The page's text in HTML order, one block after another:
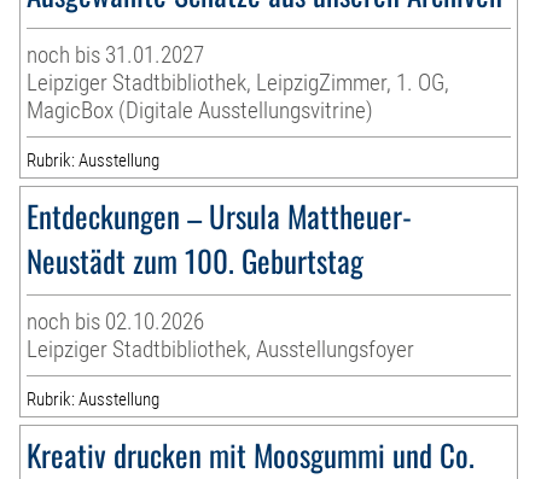
noch bis 31.01.2027
Leipziger Stadtbibliothek, LeipzigZimmer, 1. OG,
MagicBox (Digitale Ausstellungsvitrine)
Rubrik: Ausstellung
Entdeckungen – Ursula Mattheuer-
Neustädt zum 100. Geburtstag
noch bis 02.10.2026
Leipziger Stadtbibliothek, Ausstellungsfoyer
Rubrik: Ausstellung
Kreativ drucken mit Moosgummi und Co.